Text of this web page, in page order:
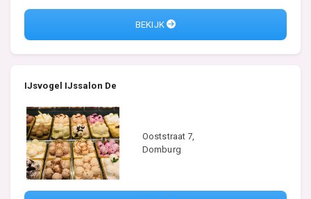
BEKIJK
IJsvogel IJssalon De
Ooststraat 7,
Domburg